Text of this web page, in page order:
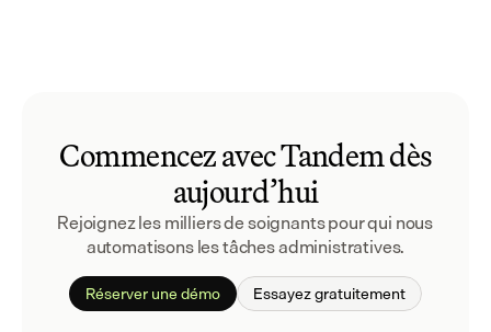
Commencez avec Tandem dès
aujourd’hui
Rejoignez les milliers de soignants pour qui nous
automatisons les tâches administratives.
Réserver une démo Essayez gratuitement